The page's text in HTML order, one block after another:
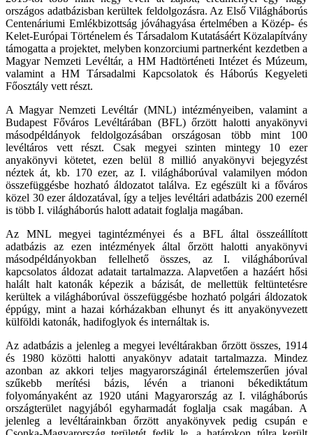
országos adatbázisban kerültek feldolgozásra. Az Első Világháborús
Centenáriumi Emlékbizottság jóváhagyása értelmében a Közép- és
Kelet-Európai Történelem és Társadalom Kutatásáért Közalapítvány
támogatta a projektet, melyben konzorciumi partnerként kezdetben a
Magyar Nemzeti Levéltár, a HM Hadtörténeti Intézet és Múzeum,
valamint a HM Társadalmi Kapcsolatok és Háborús Kegyeleti
Főosztály vett részt.
A Magyar Nemzeti Levéltár (MNL) intézményeiben, valamint a
Budapest Főváros Levéltárában (BFL) őrzött halotti anyakönyvi
másodpéldányok feldolgozásában országosan több mint 100
levéltáros vett részt. Csak megyei szinten mintegy 10 ezer
anyakönyvi kötetet, ezen belül 8 millió anyakönyvi bejegyzést
néztek át, kb. 170 ezer, az I. világháborúval valamilyen módon
összefüggésbe hozható áldozatot találva. Ez egészült ki a főváros
közel 30 ezer áldozatával, így a teljes levéltári adatbázis 200 ezernél
is több I. világháborús halott adatait foglalja magában.
Az MNL megyei tagintézményei és a BFL által összeállított
adatbázis az ezen intézmények által őrzött halotti anyakönyvi
másodpéldányokban fellelhető összes, az I. világháborúval
kapcsolatos áldozat adatait tartalmazza. Alapvetően a hazáért hősi
halált halt katonák képezik a bázisát, de mellettük feltüntetésre
kerültek a világháborúval összefüggésbe hozható polgári áldozatok
éppúgy, mint a hazai kórházakban elhunyt és itt anyakönyvezett
külföldi katonák, hadifoglyok és internáltak is.
Az adatbázis a jelenleg a megyei levéltárakban őrzött összes, 1914
és 1980 közötti halotti anyakönyv adatait tartalmazza. Mindez
azonban az akkori teljes magyarországinál értelemszerűen jóval
szűkebb merítési bázis, lévén a trianoni békediktátum
folyományaként az 1920 utáni Magyarország az I. világháborús
országterület nagyjából egyharmadát foglalja csak magában. A
jelenleg a levéltárainkban őrzött anyakönyvek pedig csupán e